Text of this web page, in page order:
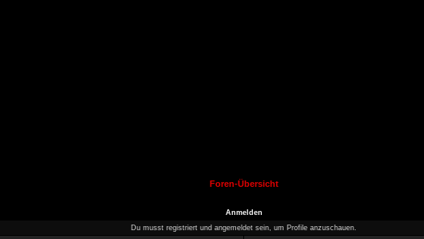
Foren-Übersicht
Anmelden
Du musst registriert und angemeldet sein, um Profile anzuschauen.